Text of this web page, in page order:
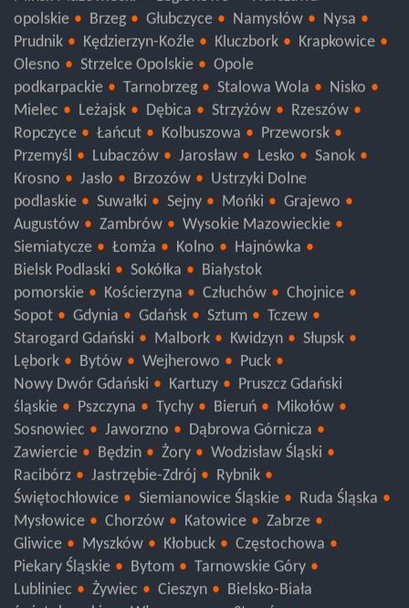
Mińsk Mazowiecki
Legionowo
Warszawa
opolskie
Brzeg Głubczyce Namysłów
Nysa
Prudnik
Kędzierzyn-Koźle Kluczbork
Krapkowice
Olesno
Strzelce Opolskie
Opole
podkarpackie
Tarnobrzeg Stalowa Wola
Nisko
Mielec
Leżajsk Dębica Strzyżów
Rzeszów
Ropczyce
Łańcut Kolbuszowa
Przeworsk
Przemyśl
Lubaczów Jarosław Lesko
Krosno
Jasło Brzozów
Ustrzyki Dolne
podlaskie
Suwałki Sejny Mońki
Grajewo
Augustów
Zambrów
Wysokie Mazowieckie
Siemiatycze
Łomża Kolno
Hajnówka
Bielsk Podlaski
Sokółka
Białystok
pomorskie
Kościerzyna Człuchów
Chojnice
Sopot
Gdynia Gdańsk Sztum
Tczew
Starogard Gdański
Malbork Kwidzyn
Słupsk
Lębork
Bytów Wejherowo
Puck
Nowy Dwór Gdański
Kartuzy
Pruszcz Gdański
śląskie
Pszczyna Tychy Bieruń
Mikołów
Sosnowiec
Jaworzno
Dąbrowa Górnicza
Zawiercie
Będzin Żory
Wodzisław Śląski
Racibórz
Jastrzębie-Zdrój
Rybnik
Świętochłowice
Siemianowice Śląskie
Ruda Śląska
Mysłowice
Chorzów Katowice
Zabrze
Gliwice
Myszków Kłobuck
Częstochowa
Piekary Śląskie
Bytom
Tarnowskie Góry
Lubliniec
Żywiec Cieszyn
Bielsko-Biała